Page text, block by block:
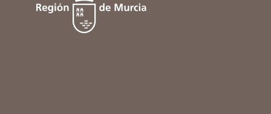
PRECAE Vivienda Unifamiliar C/